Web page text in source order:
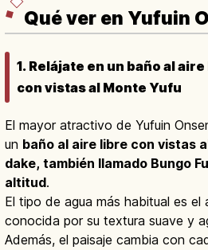
Qué ver en Yufuin
1. Relájate en un baño al
con vistas al Monte Yufu
El mayor atractivo de Yufuin
un baño al aire libre con vistas
dake, también llamado Bungo
altitud.
El tipo de agua más habitual es el
conocida por su textura suave y
Además, el paisaje cambia con